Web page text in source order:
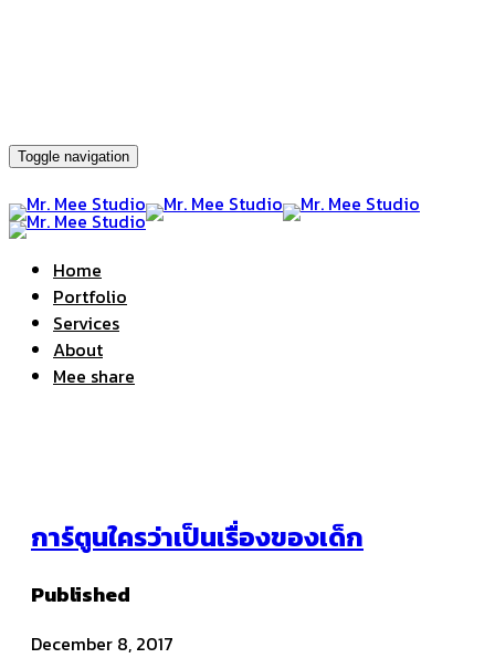
Toggle navigation
Home
Portfolio
Services
About
Mee share
การ์ตูนใครว่าเป็นเรื่องของเด็ก
Published
December 8, 2017